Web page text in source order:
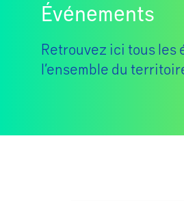
Événements
Retrouvez ici tous les
l’ensemble du